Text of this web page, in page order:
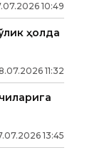
.07.2026 10:49
ҳолда
.07.2026 11:32
.07.2026 13:45